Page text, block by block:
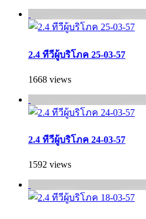
2.4 ทีวีผู้บริโภค 25-03-57
1668 views
2.4 ทีวีผู้บริโภค 24-03-57
1592 views